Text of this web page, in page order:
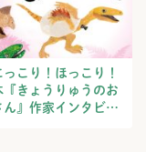
こり！ほっこり！
『きょうりゅうのお
ん』作家インタビュ